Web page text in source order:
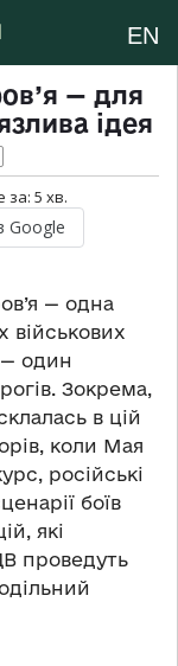
EN
— для
ідея
за: 5 хв.
Google
— одна
військових
один
Зокрема,
в цій
коли Мая
російські
боїв
які
проведуть